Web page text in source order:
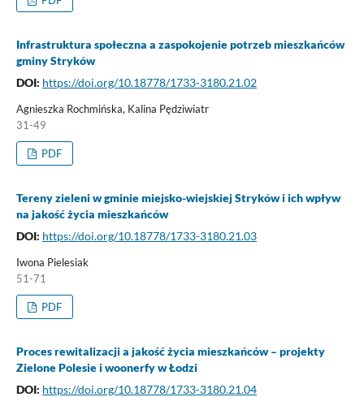
Infrastruktura społeczna a zaspokojenie potrzeb mieszkańców
gminy Stryków
DOI: https://doi.org/10.18778/1733-3180.21.02
Agnieszka Rochmińska, Kalina Pędziwiatr
31-49
PDF
Tereny zieleni w gminie miejsko-wiejskiej Stryków i ich wpływ
na jakość życia mieszkańców
DOI: https://doi.org/10.18778/1733-3180.21.03
Iwona Pielesiak
51-71
PDF
Proces rewitalizacji a jakość życia mieszkańców – projekty
Zielone Polesie i woonerfy w Łodzi
DOI: https://doi.org/10.18778/1733-3180.21.04